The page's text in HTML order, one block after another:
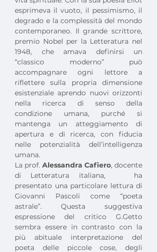
esprimeva il vuoto, il pessimismo, il
degrado e la complessità del mondo
contemporaneo. Il grande scrittore,
premio Nobel per la Letteratura nel
1948, che amava definirsi un
“classico moderno” può
accompagnare ogni lettore a
riflettere sulla propria dimensione
esistenziale aprendo nuovi orizzonti
nella ricerca di senso della
condizione umana, purché si
mantenga un atteggiamento di
apertura e di ricerca, con fiducia
nelle potenzialità dell’intelligenza
umana.
La prof. Alessandra Cafiero, docente
di Letteratura italiana,   ha
presentato una particolare lettura di
Giovanni Pascoli come “poeta
astrale”. Questa suggestiva
espressione del critico G.Getto
sembra essere in contrasto con la
più abituale interpretazione del
poeta delle piccole cose, degli